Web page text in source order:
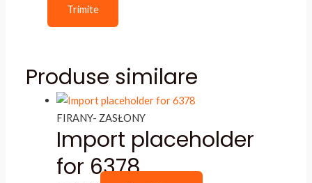
Produse similare
FIRANY- ZASŁONY
Import placeholder
for 6378